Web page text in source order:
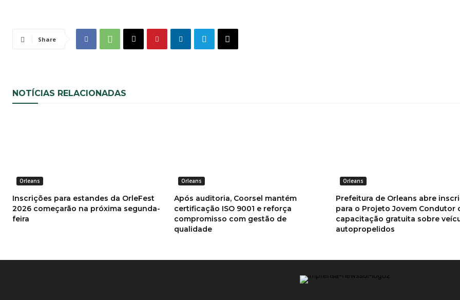
Share
NOTÍCIAS RELACIONADAS
Orleans
Inscrições para estandes da OrleFest
2026 começarão na próxima segunda-
feira
Orleans
Após auditoria, Coorsel mantém
certificação ISO 9001 e reforça
compromisso com gestão de
qualidade
Orleans
Prefeitura de Orleans abre
para o Projeto Jovem Condutor
capacitação gratuita sobre
autopropelidos